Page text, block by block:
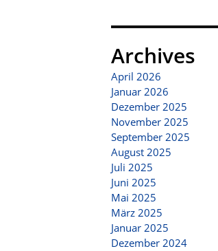
Archives
April 2026
Januar 2026
Dezember 2025
November 2025
September 2025
August 2025
Juli 2025
Juni 2025
Mai 2025
März 2025
Januar 2025
Dezember 2024